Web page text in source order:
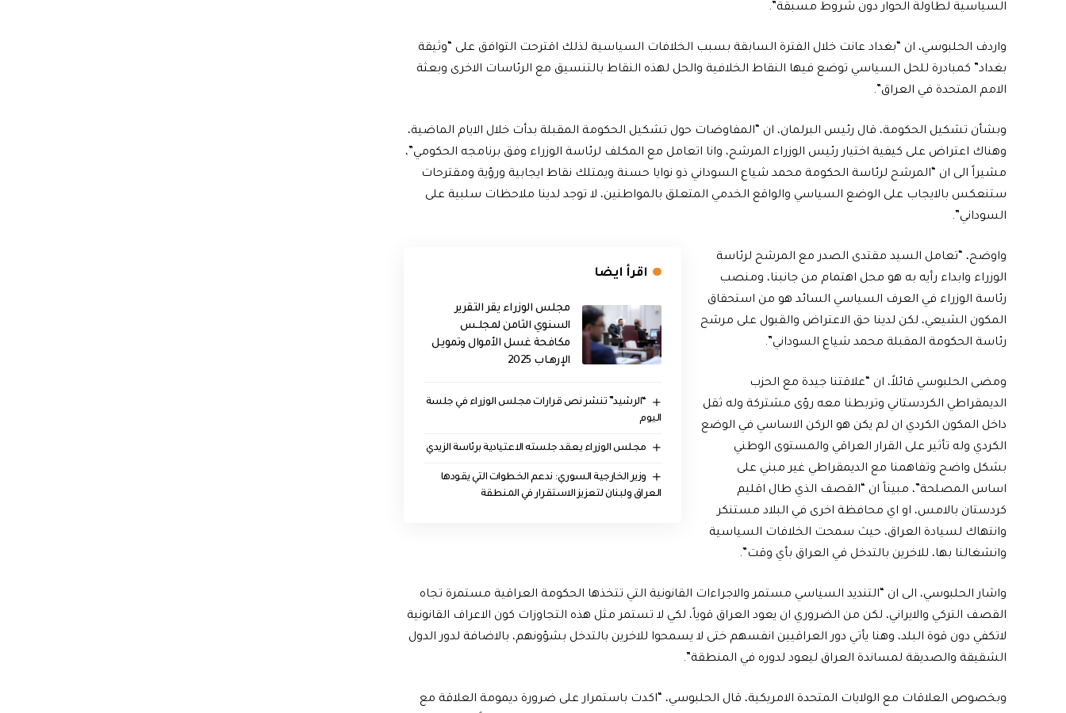
السياسية لطاولة الحوار دون شروط مسبقة”.
واردف الحلبوسي، ان “بغداد عانت خلال الفترة السابقة بسبب الخلافات السياسية لذلك اقترحت التوافق على “وثيقة
بغداد” كمبادرة للحل السياسي توضع فيها النقاط الخلافية والحل لهذه النقاط بالتنسيق مع الرئاسات الاخرى وبعثة
الامم المتحدة في العراق”.
وبشأن تشكيل الحكومة، قال رئيس البرلمان، ان “المفاوضات حول تشكيل الحكومة المقبلة بدأت خلال الايام الماضية،
وهناك اعتراض على كيفية اختيار رئيس الوزراء المرشح، وانا اتعامل مع المكلف لرئاسة الوزراء وفق برنامجه الحكومي”،
مشيراً الى ان “المرشح لرئاسة الحكومة محمد شياع السوداني ذو نوايا حسنة ويمتلك نقاط ايجابية ورؤية ومقترحات
ستنعكس بالايجاب على الوضع السياسي والواقع الخدمي المتعلق بالمواطنين، لا توجد لدينا ملاحظات سلبية على
السوداني”.
اقرأ ايضا
مجلس الوزراء يقر التقرير
السنوي الثامن لمجلـس
مكافحة غسل الأموال وتمويـل
الإرهـاب 2025
“الرشيد” تنشر نص قرارات مجلس الوزراء في جلسة
اليوم
مجلس الوزراء يعقد جلسته الاعتيادية برئاسة الزيدي
وزير الخارجية السوري: ندعم الخطوات التي يقودها
العراق ولبنان لتعزيز الاستقرار في المنطقة
واوضح، “تعامل السيد مقتدى الصدر مع المرشح لرئاسة
الوزراء وابداء رأيه به هو محل اهتمام من جانبنا، ومنصب
رئاسة الوزراء في العرف السياسي السائد هو من استحقاق
المكون الشيعي، لكن لدينا حق الاعتراض والقبول على مرشح
رئاسة الحكومة المقبلة محمد شياع السوداني”.
ومضى الحلبوسي قائلاً، ان “علاقتنا جيدة مع الحزب
الديمقراطي الكردستاني وتربطنا معه رؤى مشتركة وله ثقل
داخل المكون الكردي ان لم يكن هو الركن الاساسي في الوضع
الكردي وله تأثير على القرار العراقي والمستوى الوطني
بشكل واضح وتفاهمنا مع الديمقراطي غير مبني على
اساس المصلحة”، مبيناً ان “القصف الذي طال اقليم
كردستان بالامس، او اي محافظة اخرى في البلاد مستنكر
وانتهاك لسيادة العراق، حيث سمحت الخلافات السياسية
وانشغالنا بها، للاخرين بالتدخل في العراق بأي وقت”.
واشار الحلبوسي، الى ان “التنديد السياسي مستمر والاجراءات القانونية التي تتخذها الحكومة العراقية مستمرة تجاه
القصف التركي والايراني، لكن من الضروري ان يعود العراق قوياً، لكي لا تستمر مثل هذه التجاوزات كون الاعراف القانونية
لاتكفي دون قوة البلد، وهنا يأتي دور العراقيين انفسهم ختى لا يسمحوا للاخرين بالتدخل بشؤونهم، بالاضافة لدور الدول
الشقيقة والصديقة لمساندة العراق ليعود لدوره في المنطقة”.
وبخصوص العلاقات مع الولايات المتحدة الامريكية، قال الحلبوسي، “اكدت باستمرار على ضرورة ديمومة العلاقة مع